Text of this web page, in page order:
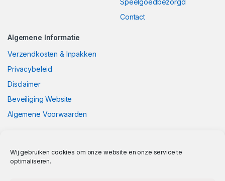
Wij gebruiken cookies om onze website en onze service te
optimaliseren.
Contact
Algemene Informatie
Verzendkosten & Inpakken
Privacybeleid
Disclaimer
Beveiliging Website
Algemene Voorwaarden